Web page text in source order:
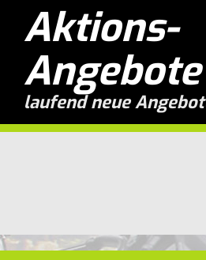
Aktions-
Angebote
laufend neue